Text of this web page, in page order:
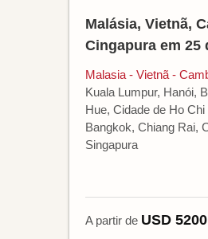
Malásia, Vietnã,
Cingapura em 25
Malasia - Vietnã -
Kuala Lumpur, Hanói,
Hue, Cidade de Ho
Bangkok, Chiang Rai,
Singapura
A partir de USD 5200